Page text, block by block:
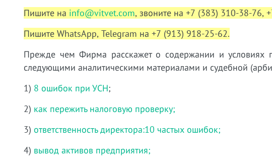
Пишите на info@vitvet.com, звоните на +7 (383) 310-38-76,
Пишите WhatsApp, Telegram на +7 (913) 918-25-62.
Прежде чем Фирма расскажет о содержании и условиях
следующими аналитическими материалами и судебной
1) 8 ошибок при УСН;
2) как пережить налоговую проверку;
3) ответственность директора:10 частых ошибок;
4) вывод активов предприятия;